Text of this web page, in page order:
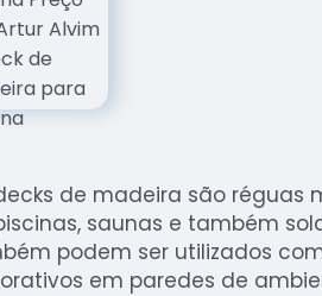
de madeira são réguas
saunas e também
podem ser utilizados
em paredes de